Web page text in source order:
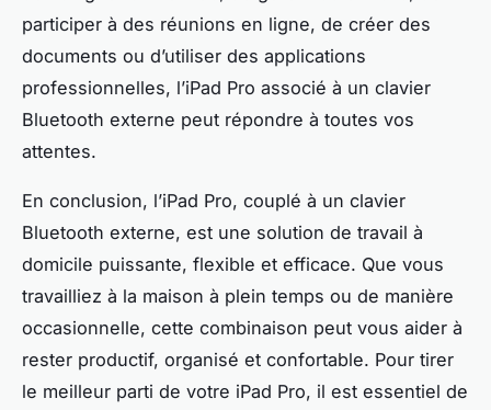
participer à des réunions en ligne, de créer des
documents ou d’utiliser des applications
professionnelles, l’iPad Pro associé à un clavier
Bluetooth externe peut répondre à toutes vos
attentes.
En conclusion, l’iPad Pro, couplé à un clavier
Bluetooth externe, est une solution de travail à
domicile puissante, flexible et efficace. Que vous
travailliez à la maison à plein temps ou de manière
occasionnelle, cette combinaison peut vous aider à
rester productif, organisé et confortable. Pour tirer
le meilleur parti de votre iPad Pro, il est essentiel de